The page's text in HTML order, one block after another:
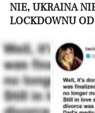
NIE, UKRAINA
LOCKDOWNU